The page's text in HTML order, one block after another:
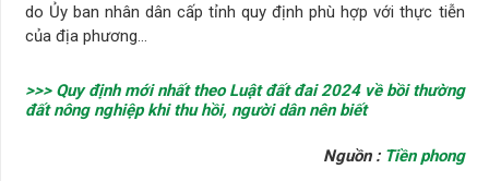
do Ủy ban nhân dân cấp tỉnh quy định phù hợp với thực tiễn
của địa phương…
>>> Quy định mới nhất theo Luật đất đai 2024 về bồi thường
đất nông nghiệp khi thu hồi, người dân nên biết
Nguồn : Tiền phong